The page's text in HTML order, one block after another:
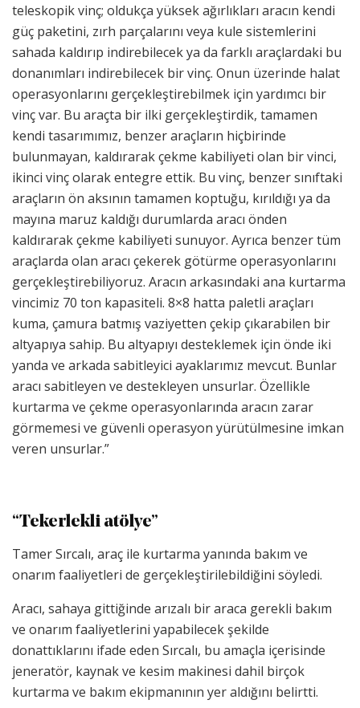
teleskopik vinç; oldukça yüksek ağırlıkları aracın kendi
güç paketini, zırh parçalarını veya kule sistemlerini
sahada kaldırıp indirebilecek ya da farklı araçlardaki bu
donanımları indirebilecek bir vinç. Onun üzerinde halat
operasyonlarını gerçekleştirebilmek için yardımcı bir
vinç var. Bu araçta bir ilki gerçekleştirdik, tamamen
kendi tasarımımız, benzer araçların hiçbirinde
bulunmayan, kaldırarak çekme kabiliyeti olan bir vinci,
ikinci vinç olarak entegre ettik. Bu vinç, benzer sınıftaki
araçların ön aksının tamamen koptuğu, kırıldığı ya da
mayına maruz kaldığı durumlarda aracı önden
kaldırarak çekme kabiliyeti sunuyor. Ayrıca benzer tüm
araçlarda olan aracı çekerek götürme operasyonlarını
gerçekleştirebiliyoruz. Aracın arkasındaki ana kurtarma
vincimiz 70 ton kapasiteli. 8×8 hatta paletli araçları
kuma, çamura batmış vaziyetten çekip çıkarabilen bir
altyapıya sahip. Bu altyapıyı desteklemek için önde iki
yanda ve arkada sabitleyici ayaklarımız mevcut. Bunlar
aracı sabitleyen ve destekleyen unsurlar. Özellikle
kurtarma ve çekme operasyonlarında aracın zarar
görmemesi ve güvenli operasyon yürütülmesine imkan
veren unsurlar.”
“Tekerlekli atölye”
Tamer Sırcalı, araç ile kurtarma yanında bakım ve
onarım faaliyetleri de gerçekleştirilebildiğini söyledi.
Aracı, sahaya gittiğinde arızalı bir araca gerekli bakım
ve onarım faaliyetlerini yapabilecek şekilde
donattıklarını ifade eden Sırcalı, bu amaçla içerisinde
jeneratör, kaynak ve kesim makinesi dahil birçok
kurtarma ve bakım ekipmanının yer aldığını belirtti.